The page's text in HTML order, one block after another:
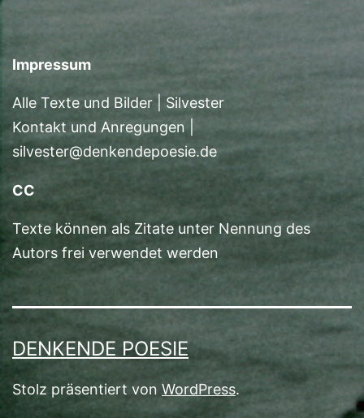
Impressum
Alle Texte und Bilder | Silvester
Kontakt und Anregungen |
silvester@denkendepoesie.de
CC
Texte können als Zitate unter Nennung des
Autors frei verwendet werden
DENKENDE POESIE
Stolz präsentiert von WordPress.